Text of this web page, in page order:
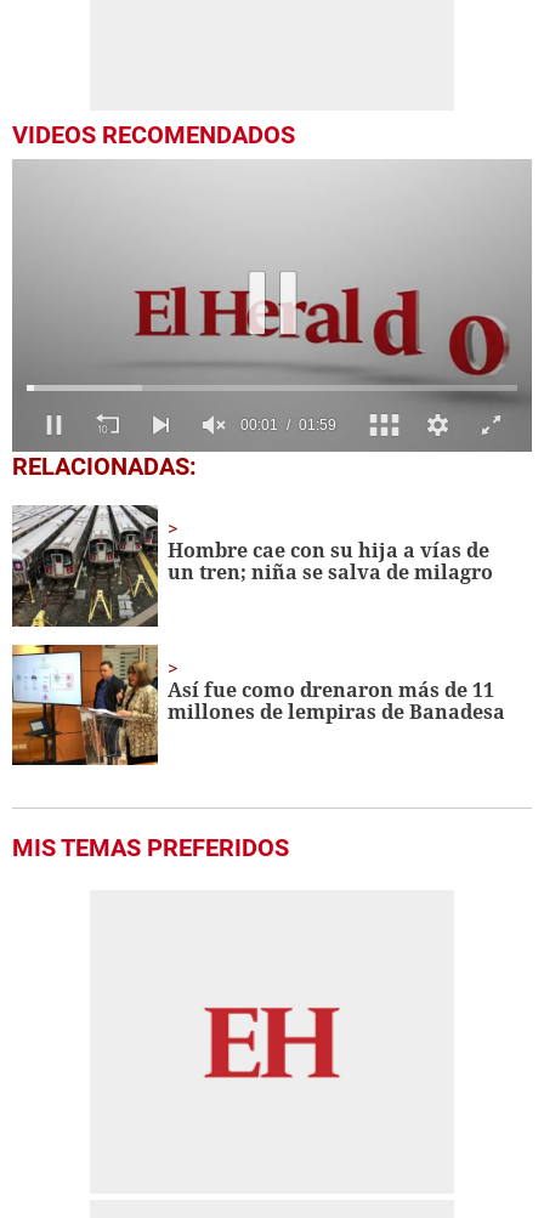
VIDEOS RECOMENDADOS
0
seconds
1
minute,
59
seconds
RELACIONADAS:
Hombre cae con su hija a vías de
un tren; niña se salva de milagro
Así fue como drenaron más de 11
millones de lempiras de Banadesa
MIS TEMAS PREFERIDOS